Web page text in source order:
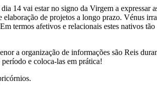
14 vai estar no signo da Virgem a expressar
de projetos a longo prazo. Vénus
termos afetivos e relacionais estes nativos
a organização de informações são Reis
e coloca-las em prática!